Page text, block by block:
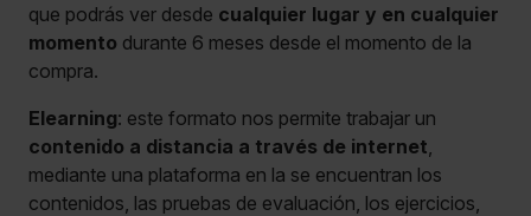
que podrás ver desde cualquier lugar y en cualquier
momento durante 6 meses desde el momento de la
compra.
Elearning: este formato nos permite trabajar un
contenido a distancia a través de internet
mediante una plataforma en la se encuentran los
contenidos, las pruebas de evaluación, los ejercicios,